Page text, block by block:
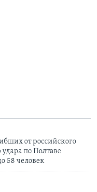
от российского
удара по Полтаве
58 человек